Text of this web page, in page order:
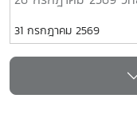
เปลี่ยนแปลงสภาพภูมิ
เสริมสร้างทักษะและคว
หัวข้อสำคัญในการอบร
พลังงานแสงอาทิตย์อย่
และการบำรุงรักษาระ
บัณฑิตศึกษา ลงพื้นที่ โร
แขวงหลวงพระบาง สา
ดำเนิน โครงการบริกา
พลังงานทดแทนเพื่อกา
31 กรกฎาคม 2569